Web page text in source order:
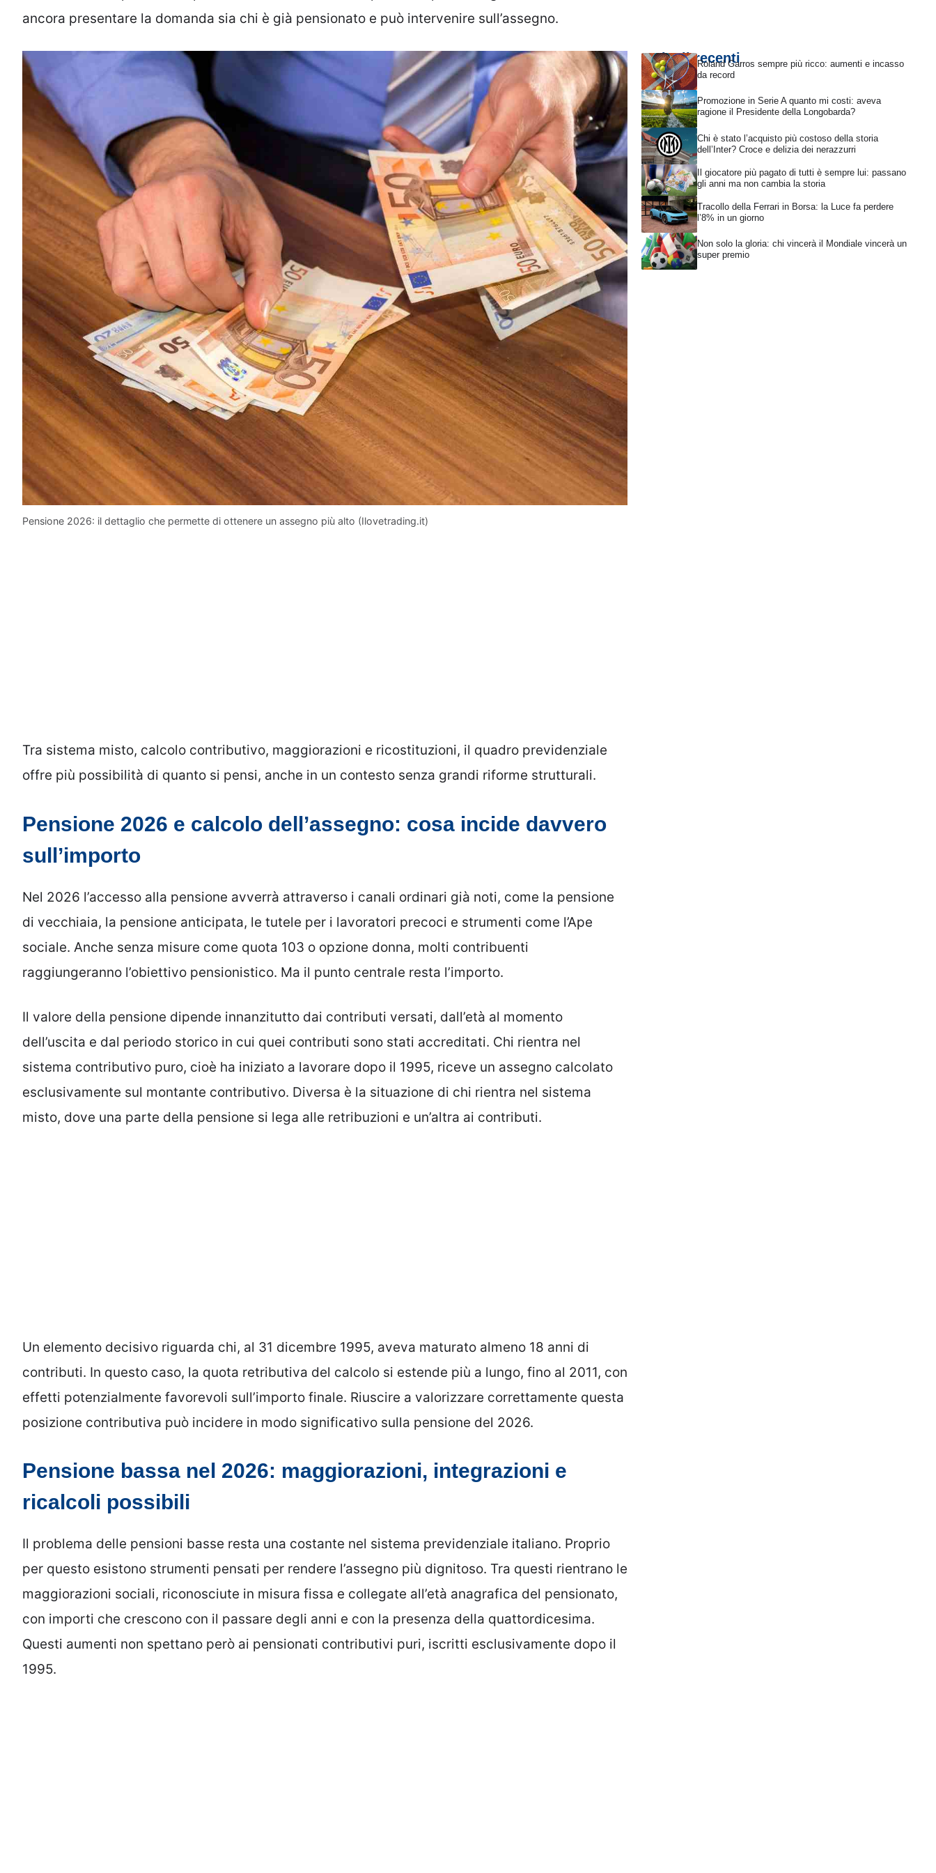
ancora presentare la domanda sia chi è già pensionato e può intervenire sull’assegno.
Pensione 2026: il dettaglio che permette di ottenere un assegno più alto (Ilovetrading.it)
Tra sistema misto, calcolo contributivo, maggiorazioni e ricostituzioni, il quadro previdenziale
offre più possibilità di quanto si pensi, anche in un contesto senza grandi riforme strutturali.
Pensione 2026 e calcolo dell’assegno: cosa incide davvero
sull’importo
Nel 2026 l’accesso alla pensione avverrà attraverso i canali ordinari già noti, come la pensione
di vecchiaia, la pensione anticipata, le tutele per i lavoratori precoci e strumenti come l’Ape
sociale. Anche senza misure come quota 103 o opzione donna, molti contribuenti
raggiungeranno l’obiettivo pensionistico. Ma il punto centrale resta l’importo.
Il valore della pensione dipende innanzitutto dai contributi versati, dall’età al momento
dell’uscita e dal periodo storico in cui quei contributi sono stati accreditati. Chi rientra nel
sistema contributivo puro, cioè ha iniziato a lavorare dopo il 1995, riceve un assegno calcolato
esclusivamente sul montante contributivo. Diversa è la situazione di chi rientra nel sistema
misto, dove una parte della pensione si lega alle retribuzioni e un’altra ai contributi.
Un elemento decisivo riguarda chi, al 31 dicembre 1995, aveva maturato almeno 18 anni di
contributi. In questo caso, la quota retributiva del calcolo si estende più a lungo, fino al 2011, con
effetti potenzialmente favorevoli sull’importo finale. Riuscire a valorizzare correttamente questa
posizione contributiva può incidere in modo significativo sulla pensione del 2026.
Pensione bassa nel 2026: maggiorazioni, integrazioni e
ricalcoli possibili
Il problema delle pensioni basse resta una costante nel sistema previdenziale italiano. Proprio
per questo esistono strumenti pensati per rendere l’assegno più dignitoso. Tra questi rientrano le
maggiorazioni sociali, riconosciute in misura fissa e collegate all’età anagrafica del pensionato,
con importi che crescono con il passare degli anni e con la presenza della quattordicesima.
Questi aumenti non spettano però ai pensionati contributivi puri, iscritti esclusivamente dopo il
1995.
Articoli recentiRoland Garros sempre più ricco: aumenti e incasso
da record
Promozione in Serie A quanto mi costi: aveva
ragione il Presidente della Longobarda?
Chi è stato l’acquisto più costoso della storia
dell’Inter? Croce e delizia dei nerazzurri
Il giocatore più pagato di tutti è sempre lui: passano
gli anni ma non cambia la storia
Tracollo della Ferrari in Borsa: la Luce fa perdere
l’8% in un giorno
Non solo la gloria: chi vincerà il Mondiale vincerà un
super premio